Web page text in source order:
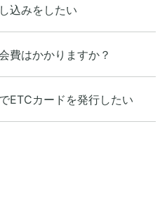
込みをしたい
費はかかりますか？
ETCカードを発行したい